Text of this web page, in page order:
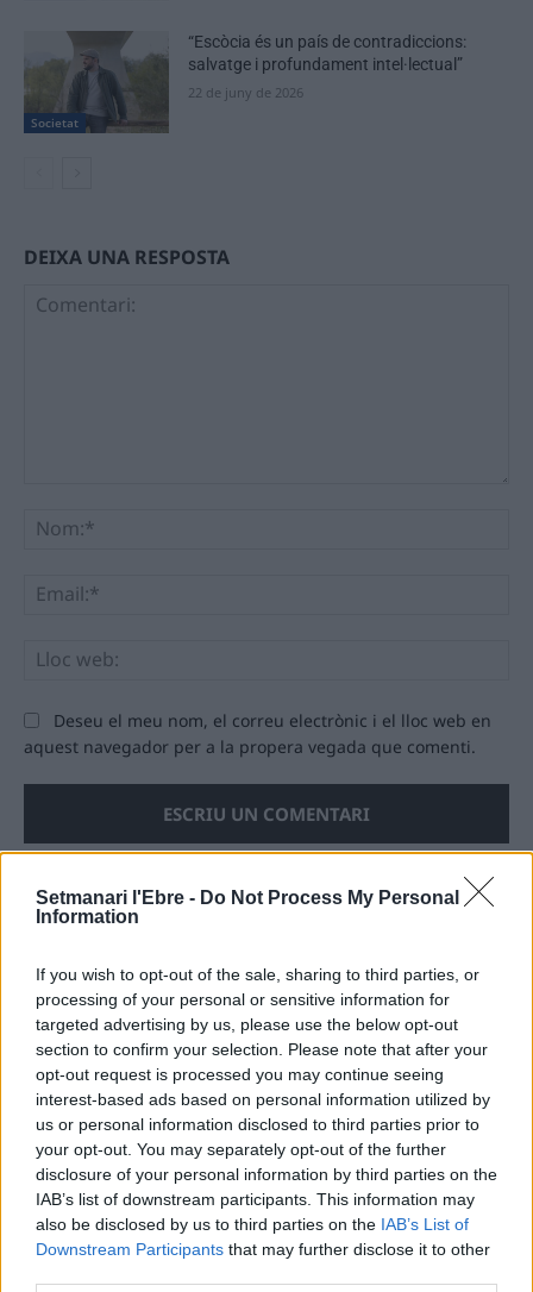
Setmanari l'Ebre - Do Not Process My Personal
Information
If you wish to opt-out of the sale, sharing to third parties, or
processing of your personal or sensitive information for
targeted advertising by us, please use the below opt-out
section to confirm your selection. Please note that after your
opt-out request is processed you may continue seeing
interest-based ads based on personal information utilized by
us or personal information disclosed to third parties prior to
your opt-out. You may separately opt-out of the further
disclosure of your personal information by third parties on the
IAB’s list of downstream participants. This information may
also be disclosed by us to third parties on the IAB’s List of
Downstream Participants that may further disclose it to other
Societat
“Escòcia és un país de contradiccions:
salvatge i profundament intel·lectual”
22 de juny de 2026
DEIXA UNA RESPOSTA
Deseu el meu nom, el correu electrònic i el lloc web en
aquest navegador per a la propera vegada que comenti.
L’Ajuntament de Tortosa amplia el
termini de les obres de l’aparcament
dels terrenys de Renfe per les altes
temperatures
7 d'agost de 2026
Amposta recupera les Cases del Castell
i culmina un projecte estratègic que
vincula patrimoni, turisme i
gastronomia
6 d'agost de 2026